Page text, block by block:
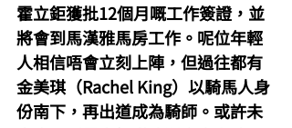
霍立鉅獲批12個月嘅工作簽證，並
將會到馬漢雅馬房工作。呢位年輕
人相信唔會立刻上陣，但過往都有
金美琪（Rachel King）以騎馬人身
份南下，再出道成為騎師。或許未